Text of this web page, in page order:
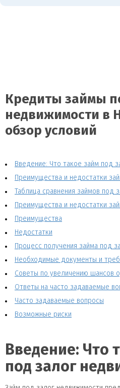
Кредиты займы
недвижимости в
обзор условий
Введение: Что такое займ под
Преимущества и недостатки
Таблица сравнения займов под
Преимущества и недостатки
Преимущества
Недостатки
Процесс получения займа под
Необходимые документы и
Советы по увеличению шансов
Ответы на часто задаваемые
Часто задаваемые вопросы
Возможные риски
Введение: Что
под залог